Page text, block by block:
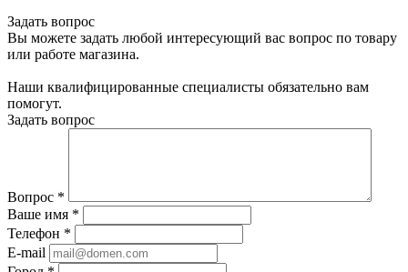
Задать вопрос
Вы можете задать любой интересующий вас вопрос по товару
или работе магазина.
Наши квалифицированные специалисты обязательно вам
помогут.
Задать вопрос
Вопрос *
Ваше имя *
Телефон *
E-mail